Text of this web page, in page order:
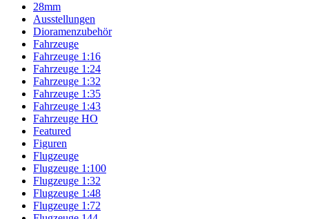
28mm
Ausstellungen
Dioramenzubehör
Fahrzeuge
Fahrzeuge 1:16
Fahrzeuge 1:24
Fahrzeuge 1:32
Fahrzeuge 1:35
Fahrzeuge 1:43
Fahrzeuge HO
Featured
Figuren
Flugzeuge
Flugzeuge 1:100
Flugzeuge 1:32
Flugzeuge 1:48
Flugzeuge 1:72